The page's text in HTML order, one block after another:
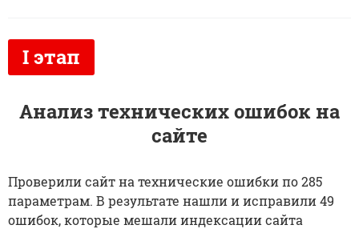
Анализ технических ошибок на
сайте
Проверили сайт на технические ошибки по 285
параметрам. В результате нашли и исправили 49
ошибок, которые мешали индексации сайта